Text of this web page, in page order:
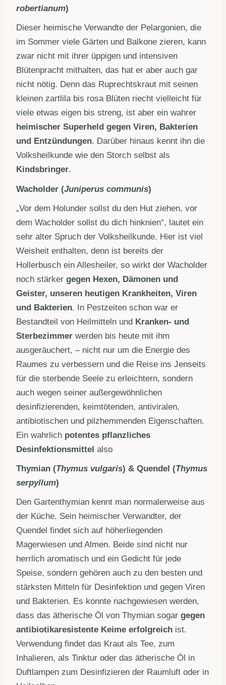
robertianum)
Dieser heimische Verwandte der Pelargonien, die
im Sommer viele Gärten und Balkone zieren, kann
zwar nicht mit ihrer üppigen und intensiven
Blütenpracht mithalten, das hat er aber auch gar
nicht nötig. Denn das Ruprechtskraut mit seinen
kleinen zartlila bis rosa Blüten riecht vielleicht für
viele etwas eigen bis streng, ist aber ein wahrer
heimischer Superheld gegen Viren, Bakterien
und Entzündungen. Darüber hinaus kennt ihn die
Volksheilkunde wie den Storch selbst als
Kindsbringer.
Wacholder (Juniperus communis)
„Vor dem Holunder sollst du den Hut ziehen, vor
dem Wacholder sollst du dich hinknien“, lautet ein
sehr alter Spruch der Volksheilkunde. Hier ist viel
Weisheit enthalten, denn ist bereits der
Hollerbusch ein Allesheiler, so wirkt der Wacholder
noch stärker gegen Hexen, Dämonen und
Geister, unseren heutigen Krankheiten, Viren
und Bakterien. In Pestzeiten schon war er
Bestandteil von Heilmitteln und Kranken- und
Sterbezimmer werden bis heute mit ihm
ausgeräuchert, – nicht nur um die Energie des
Raumes zu verbessern und die Reise ins Jenseits
für die sterbende Seele zu erleichtern, sondern
auch wegen seiner außergewöhnlichen
desinfizierenden, keimtötenden, antiviralen,
antibiotischen und pilzhemmenden Eigenschaften.
Ein wahrlich potentes pflanzliches
Desinfektionsmittel also
Thymian (Thymus vulgaris) & Quendel (Thymus
serpyllum)
Den Gartenthymian kennt man normalerweise aus
der Küche. Sein heimischer Verwandter, der
Quendel findet sich auf höherliegenden
Magerwiesen und Almen. Beide sind nicht nur
herrlich aromatisch und ein Gedicht für jede
Speise, sondern gehören auch zu den besten und
stärksten Mitteln für Desinfektion und gegen Viren
und Bakterien. Es konnte nachgewiesen werden,
dass das ätherische Öl von Thymian sogar gegen
antibiotikaresistente Keime erfolgreich ist.
Verwendung findet das Kraut als Tee, zum
Inhalieren, als Tinktur oder das ätherische Öl in
Duftlampen zum Desinfizieren der Raumluft oder in